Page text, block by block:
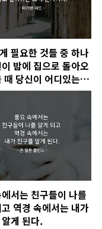
필요한 것들 중 하나
밤에 집으로 돌아오
때 당신이 어디있는지
싶어하는 그 누군가이
서는 친구들이 나를
역경 속에서는 내가
게 된다.